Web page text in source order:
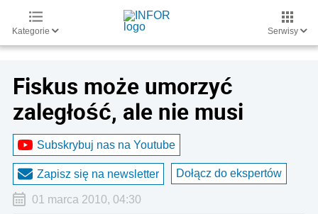
Kategorie Serwisy
Fiskus może umorzyć
zaległość, ale nie musi
Subskrybuj nas na Youtube
Zapisz się na newsletter Dołącz do ekspertów
01 marca 2010, 04:30